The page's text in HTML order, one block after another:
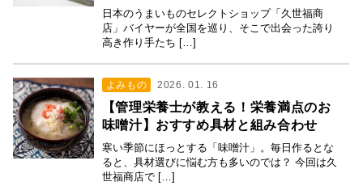
日本のうまいものセレクトショップ「久世福商
店」バイヤーが全国を巡り、そこで出会った誇り
高き作り手たち […]
よみもの 2026. 01. 16
【管理栄養士が教える！栄養満点のお
味噌汁】おすすめ具材と組み合わせ
寒い季節にほっとする「味噌汁」。毎日作るとな
ると、具材選びに悩む方も多いのでは？ 今回は久
世福商店で […]